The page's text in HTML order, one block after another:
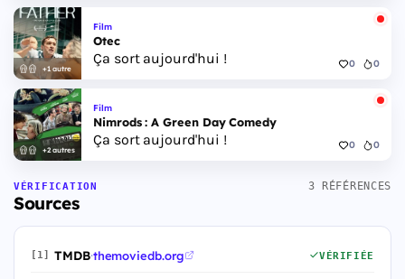
+1 autre
Film
Otec
Ça sort aujourd'hui ! 0 0
+2 autres
Film
Nimrods : A Green Day Comedy
Ça sort aujourd'hui ! 0 0
VÉRIFICATION
Sources
3 RÉFÉRENCES
[1] TMDB·themoviedb.org VÉRIFIÉE